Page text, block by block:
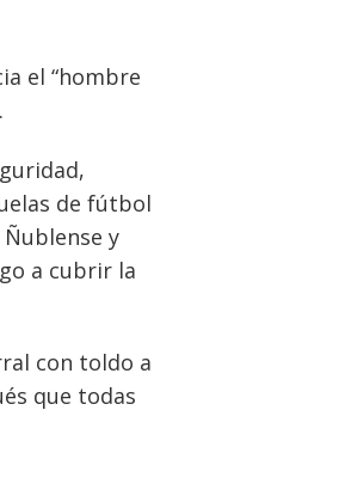
el “hombre
de fútbol
y
a cubrir la
con toldo a
que todas